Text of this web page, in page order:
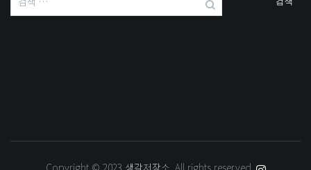
색:
Copyright © 2023 생각저장소 . All rights reserved.